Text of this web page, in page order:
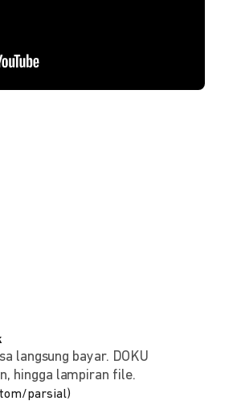
langsung bayar. DOKU
hingga lampiran file.
parsial)